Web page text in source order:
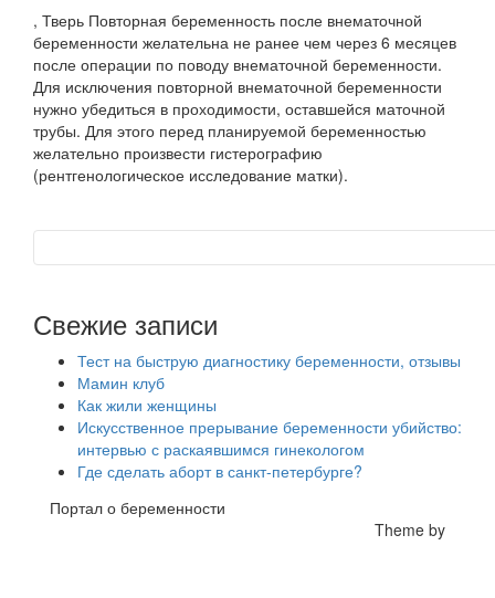
, Тверь Повторная беременность после внематочной
беременности желательна не ранее чем через 6 месяцев
после операции по поводу внематочной беременности.
Для исключения повторной внематочной беременности
нужно убедиться в проходимости, оставшейся маточной
трубы. Для этого перед планируемой беременностью
желательно произвести гистерографию
(рентгенологическое исследование матки).
Свежие записи
Тест на быструю диагностику беременности, отзывы
Мамин клуб
Как жили женщины
Искусственное прерывание беременности убийство:
интервью с раскаявшимся гинекологом
Где сделать аборт в санкт-петербурге?
Портал о беременности
Theme by